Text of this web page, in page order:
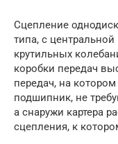
Сцепление
типа, с
крутильных
коробки передач
передач, на
подшипник, не
а снаружи картера
сцепления, к